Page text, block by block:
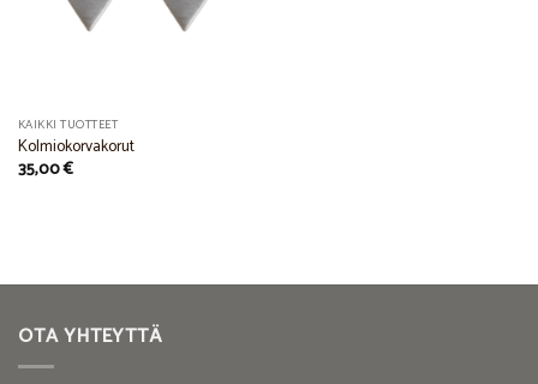
KAIKKI TUOTTEET
Kolmiokorvakorut
35,00€
OTA YHTEYTTÄ